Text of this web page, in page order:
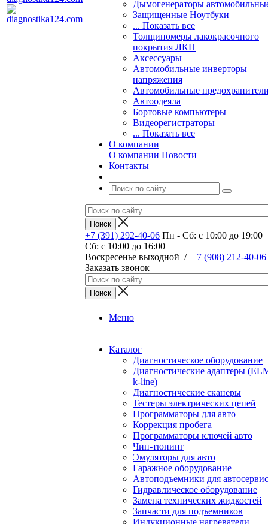
Дымогенераторы
Защищенные Ноутбуки
... Показать все
Толщиномеры лакокрасочного
покрытия ЛКП
Аксессуары
Автомобильные инверторы
напряжения
Автомобильные
Автоодеяла
Бортовые компьютеры
Видеорегистраторы
... Показать все
О компании
О компании Новости
Контакты
+7 (391) 292-40-06 Пн - Сб: c 10:00 до 19:00
Сб: c 10:00 до 16:00
​Воскресенье выходной / +7 (908) 212-40-06
Заказать звонок
Меню
Каталог
Диагностическое оборудование
Диагностические адаптеры
k-line)
Диагностические сканеры
Тестеры электрических цепей
Программаторы для авто
Коррекция пробега
Программаторы ключей авто
Чип-тюнинг
Эмуляторы для авто
Гаражное оборудование
Автоподъемники для
Гидравлическое оборудование
Замена технических жидкостей
Запчасти для подъемников
Индукционные нагреватели